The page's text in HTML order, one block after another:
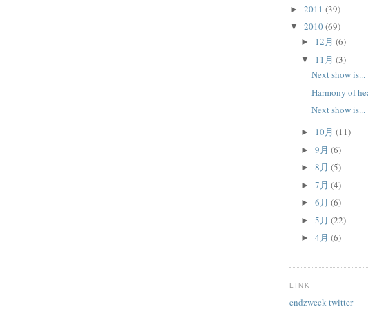
► 2011 (39)
▼ 2010(69)
► 12月 (6)
▼ 11月 (3)
Next show is...
Harmony of
Next show is...
► 10月 (11)
► 9月 (6)
► 8月 (5)
► 7月 (4)
► 6月 (6)
► 5月 (22)
► 4月 (6)
LINK
endzweck twitter